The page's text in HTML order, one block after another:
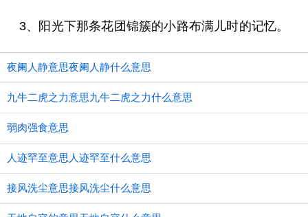
3、阳光下那条花团锦簇的小路布满儿时的记忆。
夜阑人静意思夜阑人静什么意思
九牛二虎之力意思九牛二虎之力什么意思
弱肉强食意思
人迹罕至意思人迹罕至什么意思
接风洗尘意思接风洗尘什么意思